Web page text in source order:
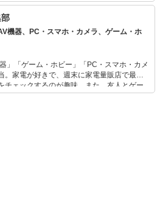
エイター。世界のリネンを巡る旅をライフ
ンの歴史や現在のリネン産業についても造
『美の壷』のテーマ「麻」に出演。雑貨
して企業との商品開発や保育士・幼稚園教
にも携わり、小学生の雑貨教室、母親のた
リネンの教室など、雑貨を通して暮らしを
っている。またワイヤーワークや木工、ソ
々な素材の作品をメディアやワークショッ
するなど、多岐に渡って活動中。『アトリ
機器、PC・スマホ・カメラ、ゲーム・ホ
器」「ゲーム・ホビー」「PC・スマホ・カメ
。家電が好きで、週末に家電量販店で最新
チェックするのが趣味。また、友人とゲー
ら、新作タイトルやイベント情報もいち早